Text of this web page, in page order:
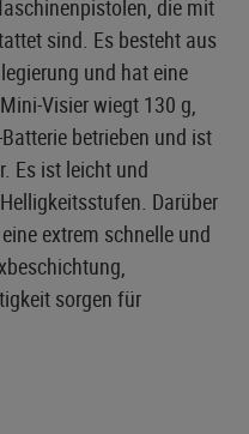
die mit
sind. Es besteht aus
und hat eine
Visier wiegt 130 g,
betrieben und ist
Es ist leicht und
Darüber
extrem schnelle und
sorgen für